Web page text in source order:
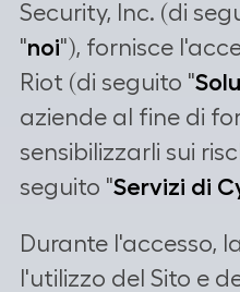
Security, Inc. (di
"noi"), fornisce
Riot (di seguito "
aziende al fine di
sensibilizzarli sui
seguito "Servizi di
Durante l'accesso,
l'utilizzo del Sito e